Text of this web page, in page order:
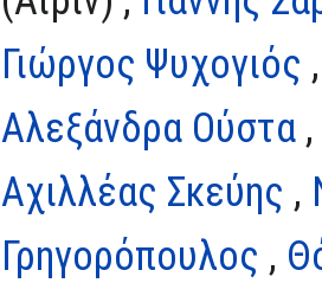
Γιώργος Ψυχογιός
Αλεξάνδρα Ούστα ,
Αχιλλέας Σκεύης ,
Γρηγορόπουλος ,